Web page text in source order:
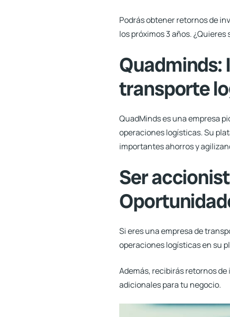
Podrás obtener retornos de
los próximos 3 años.
Quadminds:
transporte
QuadMindses una empresa
operaciones logísticas. Su
importantes ahorros y
Ser
Si eres una empresa de
operaciones logísticas en su
Además, recibirás retornos
adicionales para tu negocio.